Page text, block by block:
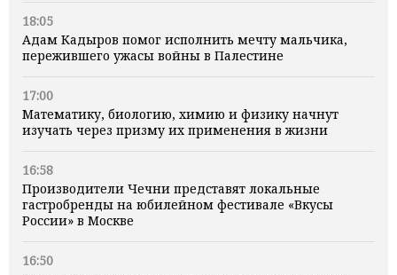
18:05
Адам Кадыров помог исполнить мечту мальчика,
пережившего ужасы войны в Палестине
17:00
Математику, биологию, химию и физику начнут
изучать через призму их применения в жизни
16:58
Производители Чечни представят локальные
гастробренды на юбилейном фестивале «Вкусы
России» в Москве
16:50